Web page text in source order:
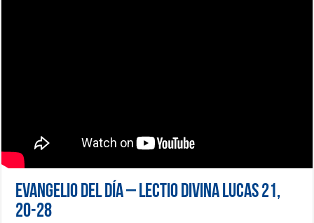
Evangelio del día – Lectio Divina Lucas 21,
20-28